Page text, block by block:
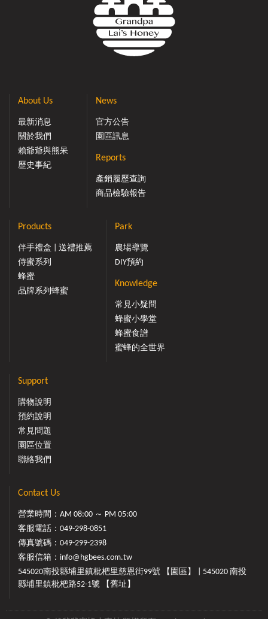
About Us
最新消息
關於我們
賴爺爺與熊呆
歷史事紀
News
官方公告
園區訊息
Reports
產銷履歷查詢
商品檢驗報告
Products
伴手禮盒 | 送禮推薦
侍蜜系列
蜂蜜
品牌系列蜂蜜
Park
農場導覽
DIY預約
Knowledge
常見小疑問
蜂蜜小學堂
蜂蜜食譜
蜜蜂的全世界
Support
購物說明
預約說明
常見問題
園區位置
聯絡我們
Contact Us
營業時間：AM 08:00 ～ PM 05:00
客服電話： 049-298-0851
傳真號碼：049-299-2398
客服信箱： info@hgbees.com.tw
545020南投縣埔里鎮枇杷里慈恩街99號 【園區】 | 545020 南投
縣埔里鎮枇杷路52-1號 【舊址】